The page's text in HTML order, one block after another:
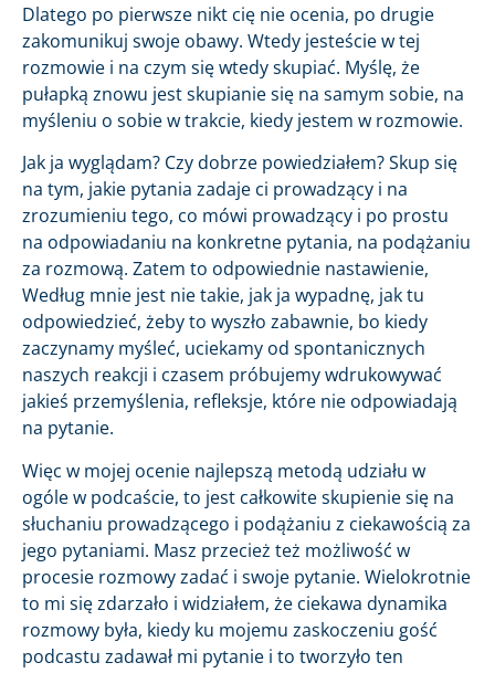
Dlatego po pierwsze nikt cię nie ocenia, po drugie
zakomunikuj swoje obawy. Wtedy jesteście w tej
rozmowie i na czym się wtedy skupiać. Myślę, że
pułapką znowu jest skupianie się na samym sobie, na
myśleniu o sobie w trakcie, kiedy jestem w rozmowie.
Jak ja wyglądam? Czy dobrze powiedziałem? Skup się
na tym, jakie pytania zadaje ci prowadzący i na
zrozumieniu tego, co mówi prowadzący i po prostu
na odpowiadaniu na konkretne pytania, na podążaniu
za rozmową. Zatem to odpowiednie nastawienie,
Według mnie jest nie takie, jak ja wypadnę, jak tu
odpowiedzieć, żeby to wyszło zabawnie, bo kiedy
zaczynamy myśleć, uciekamy od spontanicznych
naszych reakcji i czasem próbujemy wdrukowywać
jakieś przemyślenia, refleksje, które nie odpowiadają
na pytanie.
Więc w mojej ocenie najlepszą metodą udziału w
ogóle w podcaście, to jest całkowite skupienie się na
słuchaniu prowadzącego i podążaniu z ciekawością za
jego pytaniami. Masz przecież też możliwość w
procesie rozmowy zadać i swoje pytanie. Wielokrotnie
to mi się zdarzało i widziałem, że ciekawa dynamika
rozmowy była, kiedy ku mojemu zaskoczeniu gość
podcastu zadawał mi pytanie i to tworzyło ten